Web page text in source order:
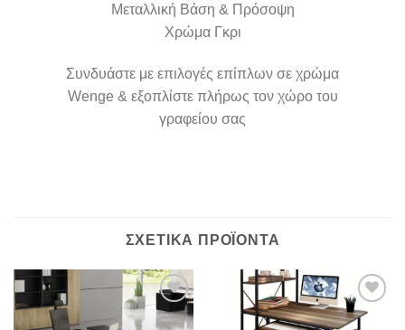
Μεταλλική Βάση & Πρόσοψη
Χρώμα Γκρι
Συνδυάστε με επιλογές επίπλων σε χρώμα
Wenge & εξοπλίστε πλήρως τον χώρο του
γραφείου σας
ΣΧΕΤΙΚΆ ΠΡΟΪΌΝΤΑ